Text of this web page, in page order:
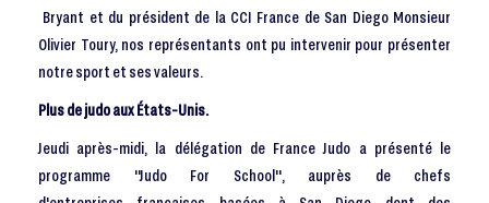
Bryant et du président de la CCI France de San Diego Monsieur
Olivier Toury, nos représentants ont pu intervenir pour présenter
notre sport et ses valeurs.
Plus de judo aux États-Unis.
Jeudi après-midi, la délégation de France Judo a présenté le
programme "Judo For School", auprès de chefs